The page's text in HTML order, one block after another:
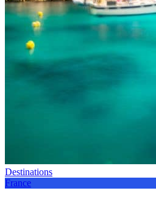
Destinations
France